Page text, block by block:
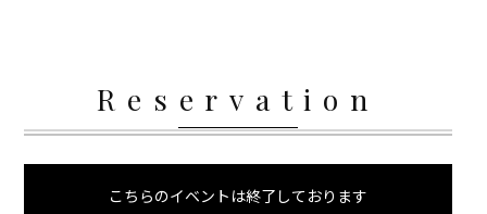
Reservation
こちらのイベントは終了しております